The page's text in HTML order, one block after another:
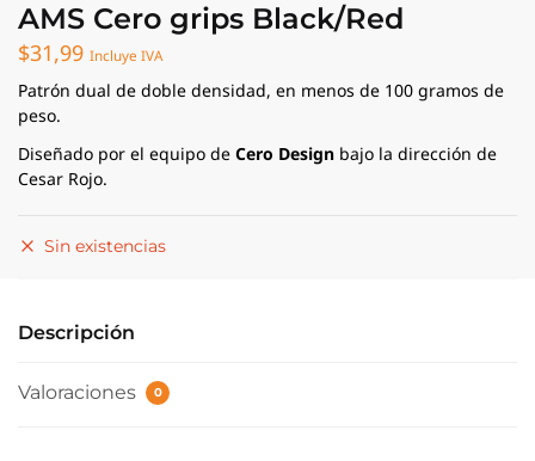
AMS Cero grips Black/Red
$31,99 Incluye IVA
Patrón dual de doble densidad, en menos de 100 gramos de
peso.
Diseñado por el equipo deCero Designbajo la dirección de
Cesar Rojo.
Sin existencias
Descripción
Valoraciones 0